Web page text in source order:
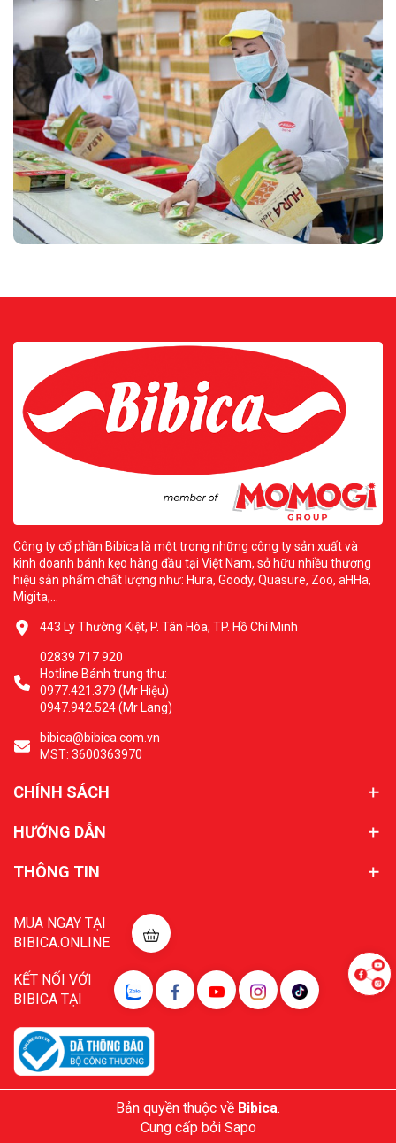
Công ty cổ phần Bibica là một trong những công ty sản xuất và
kinh doanh bánh kẹo hàng đầu tại Việt Nam, sở hữu nhiều thương
hiệu sản phẩm chất lượng như: Hura, Goody, Quasure, Zoo, aHHa,
Migita,...
443 Lý Thường Kiệt, P. Tân Hòa, TP. Hồ Chí Minh
02839 717 920
Hotline Bánh trung thu:
0977.421.379 (Mr Hiệu)
0947.942.524 (Mr Lang)
bibica@bibica.com.vn
MST: 3600363970
CHÍNH SÁCH
HƯỚNG DẪN
THÔNG TIN
MUA NGAY TẠI
BIBICA.ONLINE
KẾT NỐI VỚI
BIBICA TẠI
Bản quyền thuộc về Bibica.
Cung cấp bởi Sapo